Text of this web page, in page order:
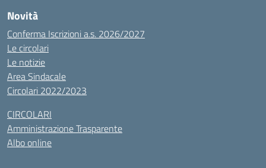
Novità
Conferma Iscrizioni a.s. 2026/2027
Le circolari
Le notizie
Area Sindacale
Circolari 2022/2023
CIRCOLARI
Amministrazione Trasparente
Albo online